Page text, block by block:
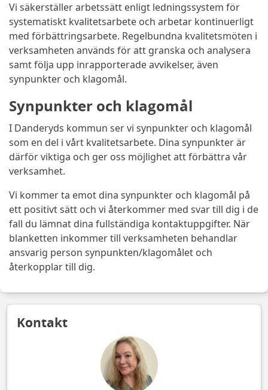
Vi säkerställer arbetssätt enligt ledningssystem för
systematiskt kvalitetsarbete och arbetar kontinuerligt
med förbättringsarbete. Regelbundna kvalitetsmöten i
verksamheten används för att granska och analysera
samt följa upp inrapporterade avvikelser, även
synpunkter och klagomål.
Synpunkter och klagomål
I Danderyds kommun ser vi synpunkter och klagomål
som en del i vårt kvalitetsarbete. Dina synpunkter är
därför viktiga och ger oss möjlighet att förbättra vår
verksamhet.
Vi kommer ta emot dina synpunkter och klagomål på
ett positivt sätt och vi återkommer med svar till dig i de
fall du lämnat dina fullständiga kontaktuppgifter. När
blanketten inkommer till verksamheten behandlar
ansvarig person synpunkten/klagomålet och
återkopplar till dig.
Kontakt